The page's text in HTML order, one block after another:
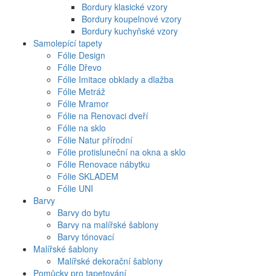
Bordury klasické vzory
Bordury koupelnové vzory
Bordury kuchyňské vzory
Samolepící tapety
Fólie Design
Fólie Dřevo
Fólie Imitace obklady a dlažba
Fólie Metráž
Fólie Mramor
Fólie na Renovaci dveří
Fólie na sklo
Fólie Natur přírodní
Fólie protisluneční na okna a sklo
Fólie Renovace nábytku
Fólie SKLADEM
Fólie UNI
Barvy
Barvy do bytu
Barvy na malířské šablony
Barvy tónovací
Malířské šablony
Malířské dekorační šablony
Pomůcky pro tapetování